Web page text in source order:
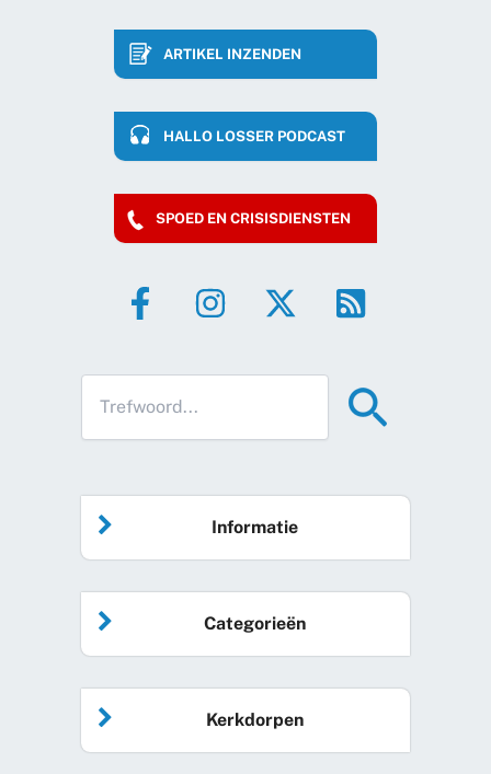
ARTIKEL INZENDEN
HALLO LOSSER PODCAST
SPOED EN CRISISDIENSTEN
Informatie
Home
Agenda
Categorieën
Algemeen nieuws
Kerkdorpen